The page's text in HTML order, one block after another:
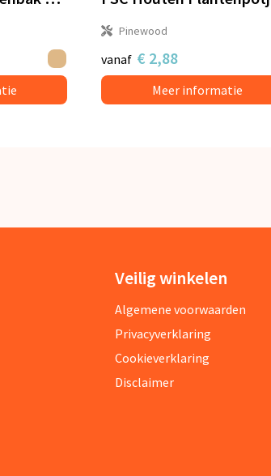
Pinewood
vanaf € 2,88
Meer informatie
Veilig winkelen
Algemene voorwaarden
Privacyverklaring
Cookieverklaring
Disclaimer